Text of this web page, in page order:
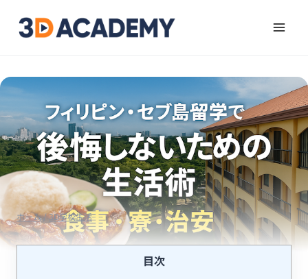
ホーム/3D学校生活
目次